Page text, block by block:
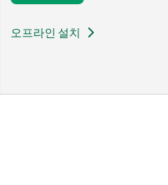
오프라인 설치